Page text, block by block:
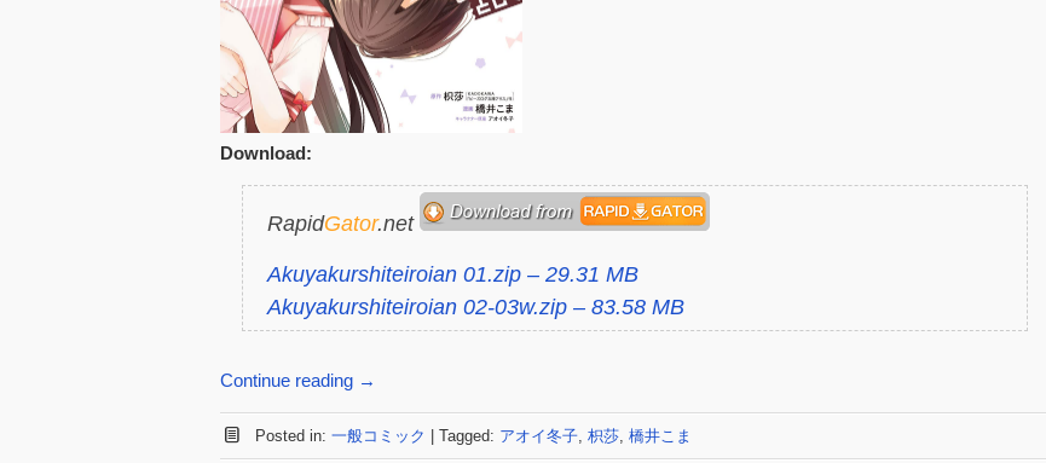
Download:
RapidGator.net
Akuyakurshiteiroian 01.zip – 29.31 MB
Akuyakurshiteiroian 02-03w.zip – 83.58 MB
Continue reading →
Posted in: 一般コミック Tagged: アオイ冬子, 枳莎, 橋井こま